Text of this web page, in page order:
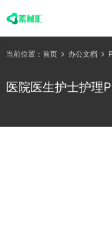
当前位置： 首页 办公文档
医院医生护士护理